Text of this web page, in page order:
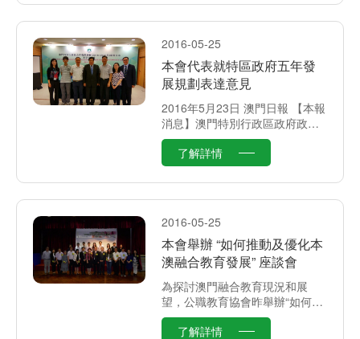
2016-05-25
本會代表就特區政府五年發
展規劃表達意見
2016年5月23日 澳門日報 【本報
消息】澳門特別行政區政府政策
研究室訊：《澳門特別行政區五
年發展規劃（二○一六——二○二○
年）草案文本》於四月二十六日
公佈並展開為期兩個月的意見收
集工作。
了解詳情
2016-05-25
本會舉辦 “如何推動及優化本
澳融合教育發展” 座談會
為探討澳門融合教育現況和展
望，公職教育協會昨舉辦“如何推
動及優化本澳融合教育發展”座談
會，邀請高雄師範大學特殊教育
了解詳情